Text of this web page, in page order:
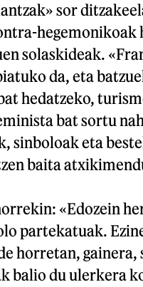
sor
hegemonikoak
solaskideak.
da, eta
hedatzeko,
bat sortu
sinboloak eta
baita
«Edozein
partekatuak.
horretan,
balio du ulerkera